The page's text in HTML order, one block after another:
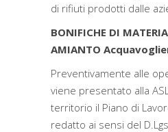
di rifiuti prodotti dalle
BONIFICHE DI
AMIANTO
Preventivamente alle
viene presentato alla
territorio il Piano di
redatto ai sensi del